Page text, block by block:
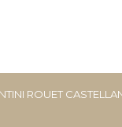
ROUET